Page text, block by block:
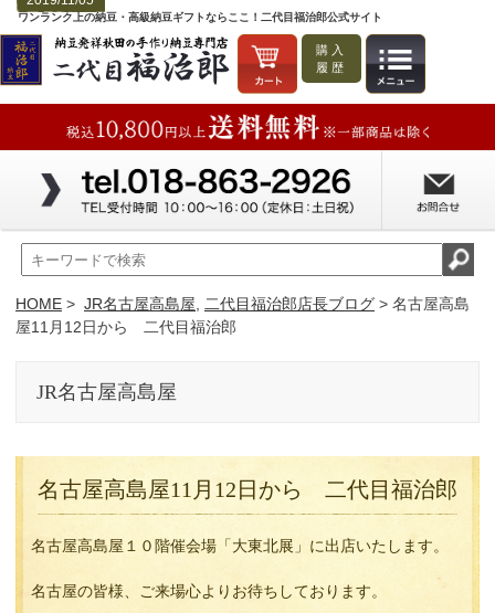
ワンランク上の納豆・高級納豆ギフトならここ！二代目福治郎公式サイト
購入
履歴
HOME > JR名古屋高島屋 二代目福治郎店長ブログ > 名古屋高島
屋11月12日から 二代目福治郎
JR名古屋高島屋
名古屋高島屋11月12日から 二代目福治郎
名古屋高島屋１０階催会場「大東北展」に出店いたします。
名古屋の皆様、ご来場心よりお待ちしております。